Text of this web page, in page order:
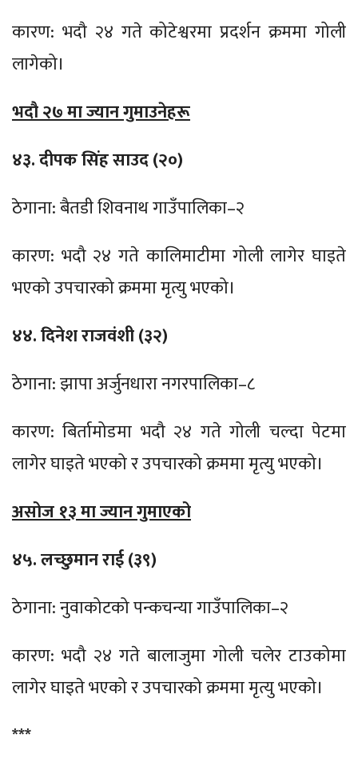
कारण: भदौ २४ गते कोटेश्वरमा प्रदर्शन क्रममा गोली
लागेको।
भदौ २७ मा ज्यान गुमाउनेहरू
४३. दीपक सिंह साउद (२०)
ठेगाना: बैतडी शिवनाथ गाउँपालिका–२
कारण: भदौ २४ गते कालिमाटीमा गोली लागेर घाइते
भएको उपचारको क्रममा मृत्यु भएको।
४४. दिनेश राजवंशी (३२)
ठेगाना: झापा अर्जुनधारा नगरपालिका–८
कारण: बिर्तामोडमा भदौ २४ गते गोली चल्दा पेटमा
लागेर घाइते भएको र उपचारको क्रममा मृत्यु भएको।
असोज १३ मा ज्यान गुमाएको
४५. लच्छुमान राई (३९)
ठेगाना: नुवाकोटको पन्कचन्या गाउँपालिका–२
कारण: भदौ २४ गते बालाजुमा गोली चलेर टाउकोमा
लागेर घाइते भएको र उपचारको क्रममा मृत्यु भएको।
***